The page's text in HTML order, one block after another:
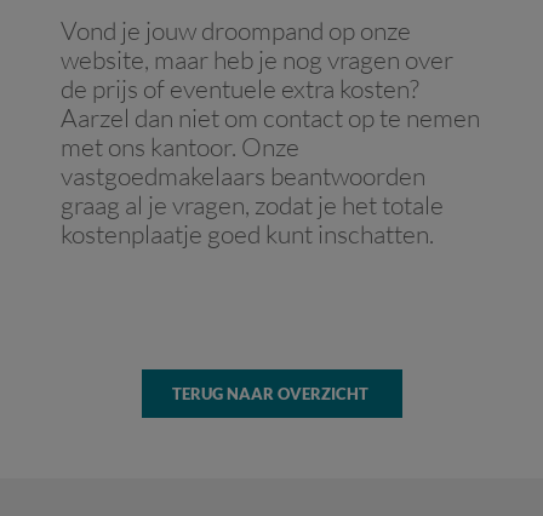
Vond je jouw droompand op onze
website, maar heb je nog vragen over
de prijs of eventuele extra kosten?
Aarzel dan niet om contact op te nemen
met ons kantoor. Onze
vastgoedmakelaars beantwoorden
graag al je vragen, zodat je het totale
kostenplaatje goed kunt inschatten.
TERUG NAAR OVERZICHT